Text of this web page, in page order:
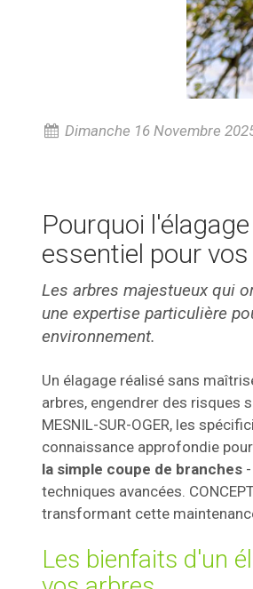
Dimanche 16 Novembre
Pourquoi
essentiel pour
Les arbres majestueux qui
une expertise particulière
environnement.
Un élagage réalisé sans
arbres, engendrer des risques
MESNIL-SUR-OGER, les
connaissance approfondie
la simple coupe de branches-
techniques avancées.
transformant cette
Les bienfaits d'un